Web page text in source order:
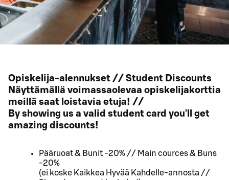
Opiskelija-alennukset // Student Discounts
Näyttämällä voimassaolevaa opiskelijakorttia
meillä saat loistavia etuja! //
By showing us a valid student card you'll get
amazing discounts!
Pääruoat & Bunit -20% // Main cources & Buns
-20%
(ei koske Kaikkea Hyvää Kahdelle-annosta //